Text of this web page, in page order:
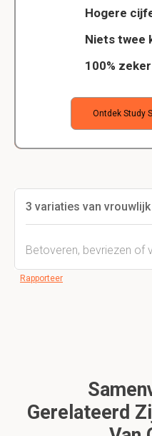
Hogere
Niets twee
100%
Ontdek Study
3 variaties van
Betoveren, bevriezen of
Rapporteer
Gerelateerd